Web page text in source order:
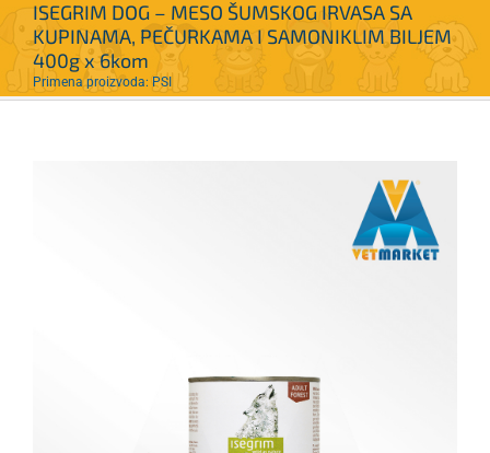
ISEGRIM DOG – MESO ŠUMSKOG IRVASA SA
KUPINAMA, PEČURKAMA I SAMONIKLIM BILJEM
400g x 6kom
Primena proizvoda: PSI